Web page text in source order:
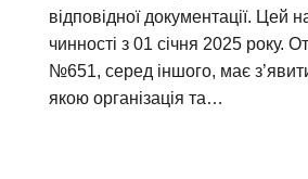
відповідної документації. Цей
чинності з 01 січня 2025 року.
№651, серед іншого, має
якою організація та…